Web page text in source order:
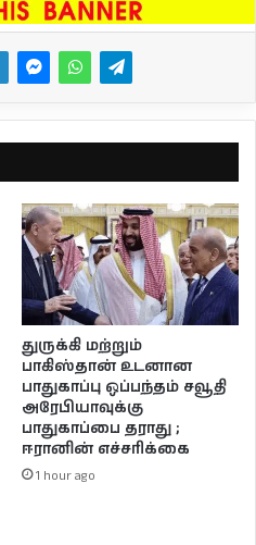
துருக்கி மற்றும்
பாகிஸ்தான் உடனான
பாதுகாப்பு ஒப்பந்தம் சவூதி
அரேபியாவுக்கு
பாதுகாப்பை தராது ;
ஈரானின் எச்சரிக்கை
1 hour ago